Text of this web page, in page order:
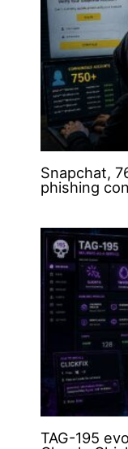
Snapchat,
phishing
TAG-195